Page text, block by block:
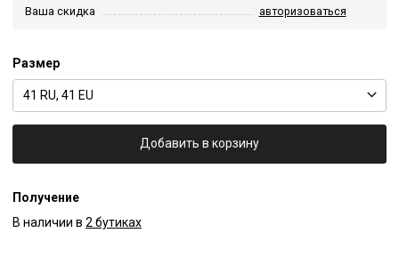
Ваша скидка
авторизоваться
Размер
41 RU, 41 EU
Добавить в корзину
Получение
В наличии в 2 бутиках